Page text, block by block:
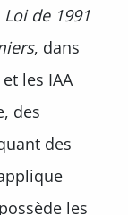
Loi de 1991
, dans
les IAA
des
des
les